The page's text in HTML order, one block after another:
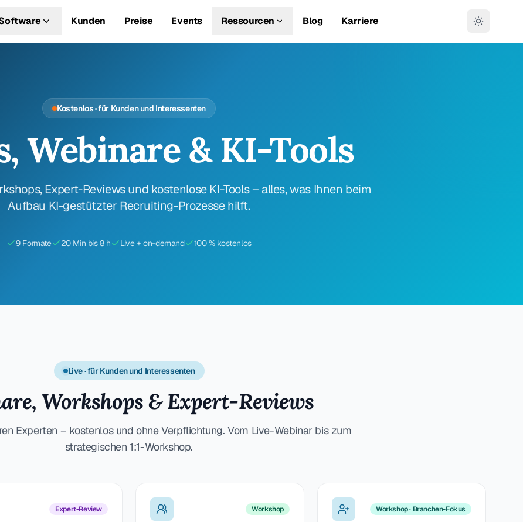
Kunden Preise Events Ressourcen Blog Karriere
Kostenlos · für Kunden und Interessenten
Webinare & KI-Tools
Expert-Reviews und kostenlose KI-Tools – alles, was Ihnen beim
Aufbau KI-gestützter Recruiting-Prozesse hilft.
9 Formate 20 Min bis 8 h Live + on-demand 100 % kostenlos
Live · für Kunden und Interessenten
Workshops & Expert-Reviews
Experten – kostenlos und ohne Verpflichtung. Vom Live-Webinar bis zum
strategischen 1:1-Workshop.
Expert-Review Workshop Workshop · Branchen-Fokus